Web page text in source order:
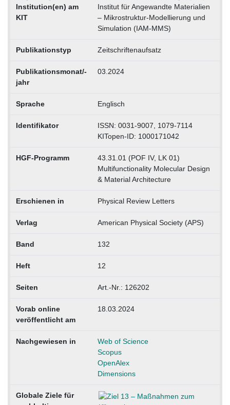
Institution(en) am
KIT
Institut für Angewandte Materialien
– Mikrostruktur-Modellierung und
Simulation (IAM-MMS)
Publikationstyp Zeitschriftenaufsatz
Publikationsmonat/-
jahr
03.2024
Sprache Englisch
Identifikator
ISSN: 0031-9007, 1079-7114
KITopen-ID: 1000171042
HGF-Programm
43.31.01 (POF IV, LK 01)
Multifunctionality Molecular Design
& Material Architecture
Erschienen in Physical Review Letters
Verlag American Physical Society (APS)
Band 132
Heft 12
Seiten Art.-Nr.: 126202
Vorab online
veröffentlicht am
18.03.2024
Nachgewiesen in
Web of Science
Scopus
OpenAlex
Dimensions
Globale Ziele für